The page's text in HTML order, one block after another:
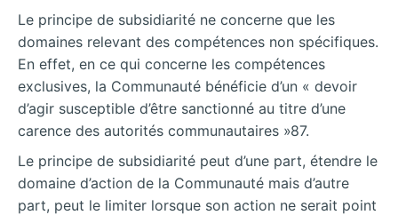
Le principe de subsidiarité ne concerne que les
domaines relevant des compétences non spécifiques.
En effet, en ce qui concerne les compétences
exclusives, la Communauté bénéficie d’un « devoir
d’agir susceptible d’être sanctionné au titre d’une
carence des autorités communautaires »87.
Le principe de subsidiarité peut d’une part, étendre le
domaine d’action de la Communauté mais d’autre
part, peut le limiter lorsque son action ne serait point